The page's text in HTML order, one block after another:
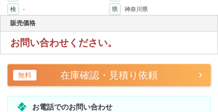
検
- 県 神奈川県
販売価格
お問い合わせください。
無料 在庫確認・見積り依頼
お電話でのお問い合わせ